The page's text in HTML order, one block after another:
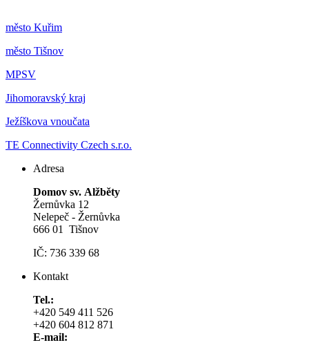
město Kuřim
město Tišnov
MPSV
Jihomoravský kraj
Ježíškova vnoučata
TE Connectivity Czech s.r.o.
Adresa
Domov sv. Alžběty
Žernůvka 12
Nelepeč - Žernůvka
666 01 Tišnov
IČ: 736 339 68
Kontakt
Tel.:
+420 549 411 526
+420 604 812 871
E-mail: